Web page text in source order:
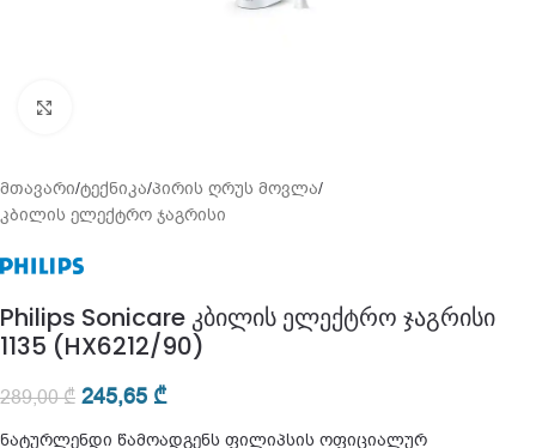
მთავარი/ტექნიკა/პირის ღრუს მოვლა/
კბილის ელექტრო ჯაგრისი
Philips Sonicare კბილის ელექტრო ჯაგრისი
1135 (HX6212/90)
289,00₾ 245,65 ₾
ნატურლენდი წამოადგენს ფილიპსის ოფიციალურ